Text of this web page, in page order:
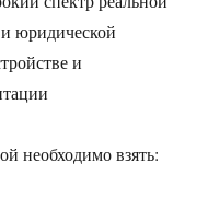
юридической
и
необходимо взять: